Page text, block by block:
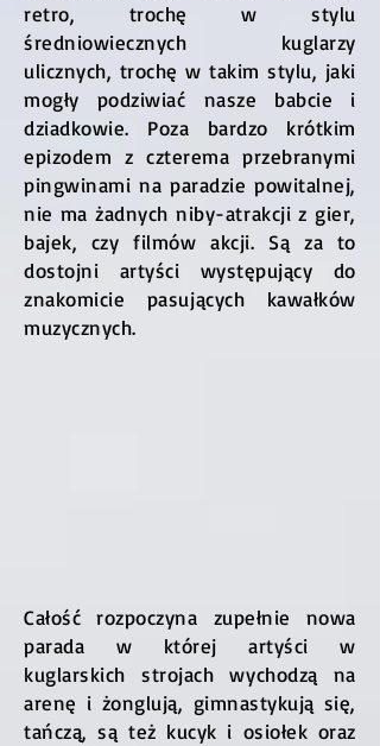
retro, trochę w stylu
średniowiecznych kuglarzy
ulicznych, trochę w takim stylu, jaki
mogły podziwiać nasze babcie i
dziadkowie. Poza bardzo krótkim
epizodem z czterema przebranymi
pingwinami na paradzie powitalnej,
nie ma żadnych niby-atrakcji z gier,
bajek, czy filmów akcji. Są za to
dostojni artyści występujący do
znakomicie pasujących kawałków
muzycznych.
Całość rozpoczyna zupełnie nowa
parada w której artyści w
kuglarskich strojach wychodzą na
arenę i żonglują, gimnastykują się,
tańczą, są też kucyk i osiołek oraz